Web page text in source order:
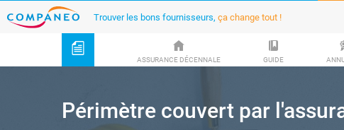
Trouver les bons fournisseurs, ça change tout !
ASSURANCE DÉCENNALE GUIDE
Périmètre couvert par